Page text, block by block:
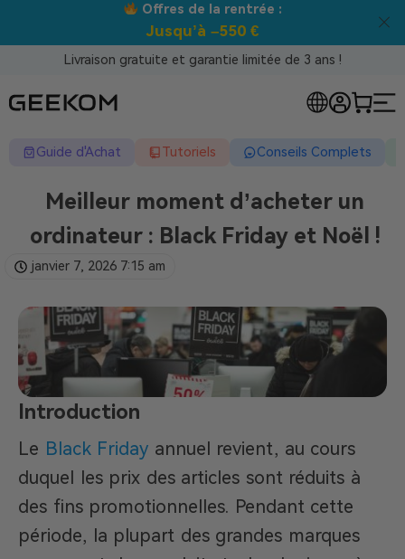
Offres de la rentrée :
Jusqu’à –550 €
Livraison gratuite et garantie limitée de 3 ans !
Guide d'Achat Tutoriels Conseils Complets
Meilleur moment d’acheter un
ordinateur : Black Friday et Noël !
janvier 7, 2026 7:15 am
Introduction
Le Black Friday annuel revient, au cours
duquel les prix des articles sont réduits à
des fins promotionnelles. Pendant cette
période, la plupart des grandes marques